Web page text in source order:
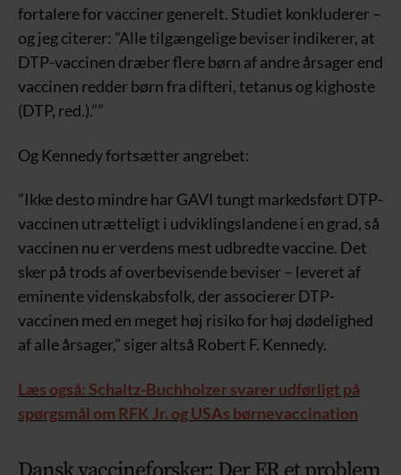
fortalere for vacciner generelt. Studiet konkluderer –
og jeg citerer: ”Alle tilgængelige beviser indikerer, at
DTP-vaccinen dræber flere børn af andre årsager end
vaccinen redder børn fra difteri, tetanus og kighoste
(DTP, red.).””
Og Kennedy fortsætter angrebet:
”Ikke desto mindre har GAVI tungt markedsført DTP-
vaccinen utrætteligt i udviklingslandene i en grad, så
vaccinen nu er verdens mest udbredte vaccine. Det
sker på trods af overbevisende beviser – leveret af
eminente videnskabsfolk, der associerer DTP-
vaccinen med en meget høj risiko for høj dødelighed
af alle årsager,” siger altså Robert F. Kennedy.
Læs også: Schaltz-Buchholzer svarer udførligt på
spørgsmål om RFK Jr. og USAs børnevaccination